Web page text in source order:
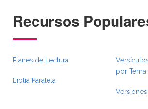
Recursos
Planes de Lectura
Biblia Paralela
por Tema